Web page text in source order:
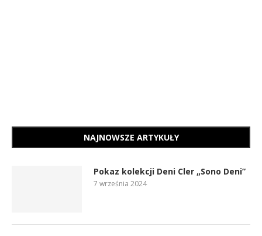
NAJNOWSZE ARTYKUŁY
Pokaz kolekcji Deni Cler „Sono Deni”
7 września 2024